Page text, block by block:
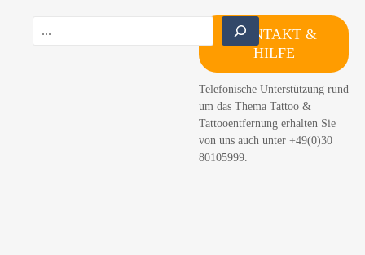
KONTAKT &
HILFE
Telefonische Unterstützung rund
um das Thema Tattoo &
Tattooentfernung erhalten Sie
von uns auch unter +49(0)30
80105999.